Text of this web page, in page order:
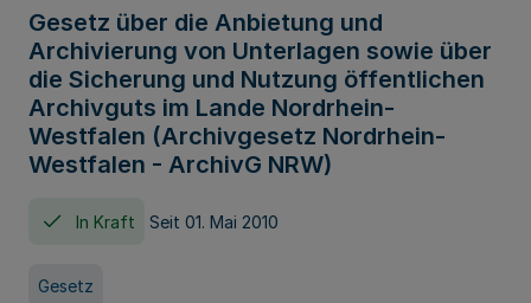
Gesetz über die Anbietung und
Archivierung von Unterlagen sowie über
die Sicherung und Nutzung öffentlichen
Archivguts im Lande Nordrhein-
Westfalen (Archivgesetz Nordrhein-
Westfalen - ArchivG NRW)
In Kraft Seit 01. Mai 2010
Gesetz